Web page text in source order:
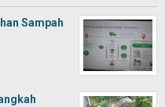
Sampah